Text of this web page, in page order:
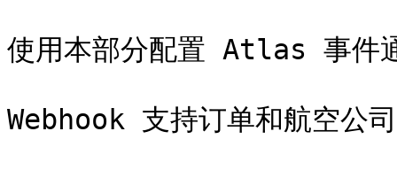
使用本部分配置 Atlas 事件
Webhook 支持订单和航空公